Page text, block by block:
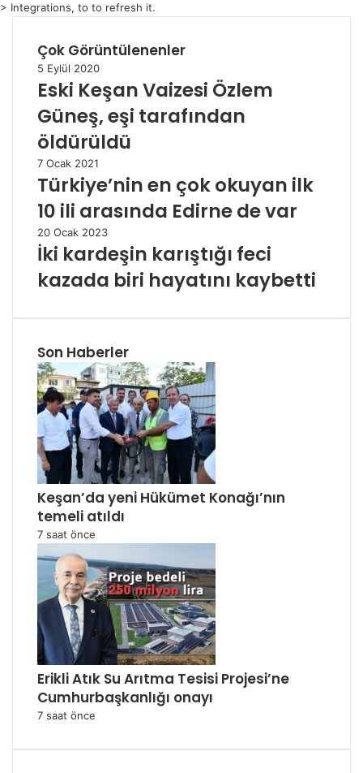
> Integrations, to to refresh it.
Çok Görüntülenenler
5 Eylül 2020
Eski Keşan Vaizesi Özlem
Güneş, eşi tarafından
öldürüldü
7 Ocak 2021
Türkiye’nin en çok okuyan ilk
10 ili arasında Edirne de var
20 Ocak 2023
İki kardeşin karıştığı feci
kazada biri hayatını kaybetti
Son Haberler
Keşan’da yeni Hükümet Konağı’nın
temeli atıldı
7 saat önce
Erikli Atık Su Arıtma Tesisi Projesi’ne
Cumhurbaşkanlığı onayı
7 saat önce